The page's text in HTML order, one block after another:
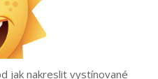
jak nakreslit vystínované